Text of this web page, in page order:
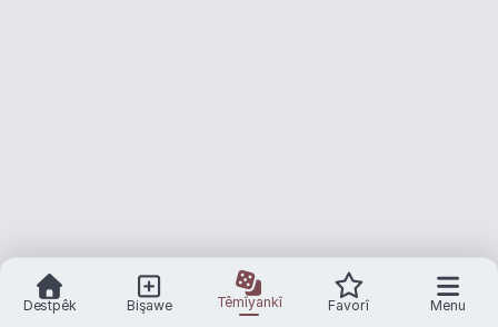
Destpêk Bişawe Têmîyankî Favorî Menu